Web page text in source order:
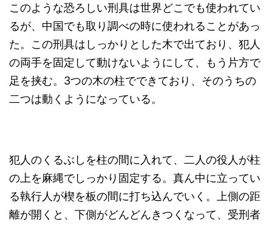
このような恐ろしい刑具は世界どこでも使われてい
るが、中国でも取り調べの時に使われることがあっ
た。この刑具はしっかりとした木で出ており、犯人
の両手を固定して動けないようにして、もう片方で
足を挟む。3つの木の柱でできており、そのうちの
二つは動くようになっている。
犯人のくるぶしを柱の間に入れて、二人の役人が柱
の上を麻縄でしっかり固定する。真ん中に立ってい
る執行人が楔を板の間に打ち込んでいく。上側の距
離が開くと、下側がどんどんきつくなって、受刑者